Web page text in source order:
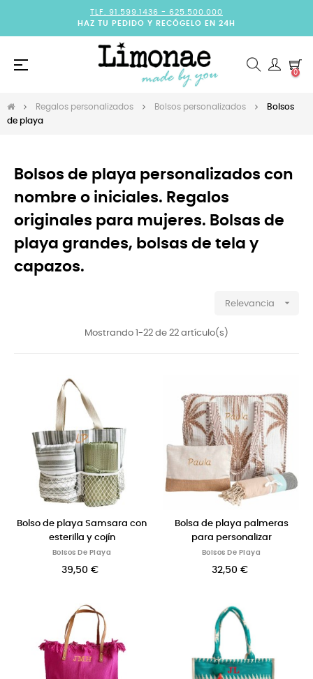
TLF. 91.599.1436 - 625.500.000
HAZ TU PEDIDO Y RECÓGELO EN 24H
Navegación
☰
0
Regalos personalizados Bolsos personalizados
Bolsos
de playa
Bolsos de playa personalizados con
nombre o iniciales. Regalos
originales para mujeres. Bolsas de
playa grandes, bolsas de tela y
capazos.
Relevancia 
Mostrando 1-22 de 22 artículo(s)
Bolso de playa Samsara con
esterilla y cojín
Bolsos De Playa
39,50 €
Bolsa de playa palmeras
para personalizar
Bolsos De Playa
32,50 €